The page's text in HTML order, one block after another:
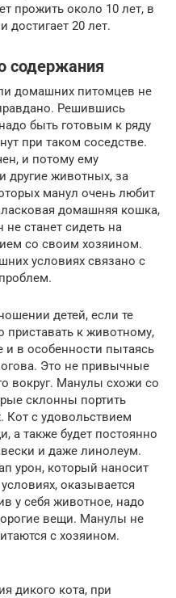
прожить около 10 лет, в
достигает 20 лет.
содержания
домашних питомцев не
Решившись
быть готовым к ряду
при таком соседстве.
и потому ему
животных, за
манул очень любит
домашняя кошка,
станет сидеть на
со своим хозяином.
условиях связано с
детей, если те
приставать к животному,
в особенности пытаясь
Это не привычные
вокруг. Манулы схожи со
склонны портить
Кот с удовольствием
а также будет постоянно
и даже линолеум.
урон, который наносит
оказывается
у себя животное, надо
вещи. Манулы не
с хозяином.
дикого кота, при